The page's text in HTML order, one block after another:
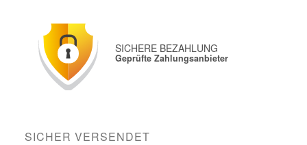
SICHERE BEZAHLUNG
Geprüfte Zahlungsanbieter
SICHER VERSENDET